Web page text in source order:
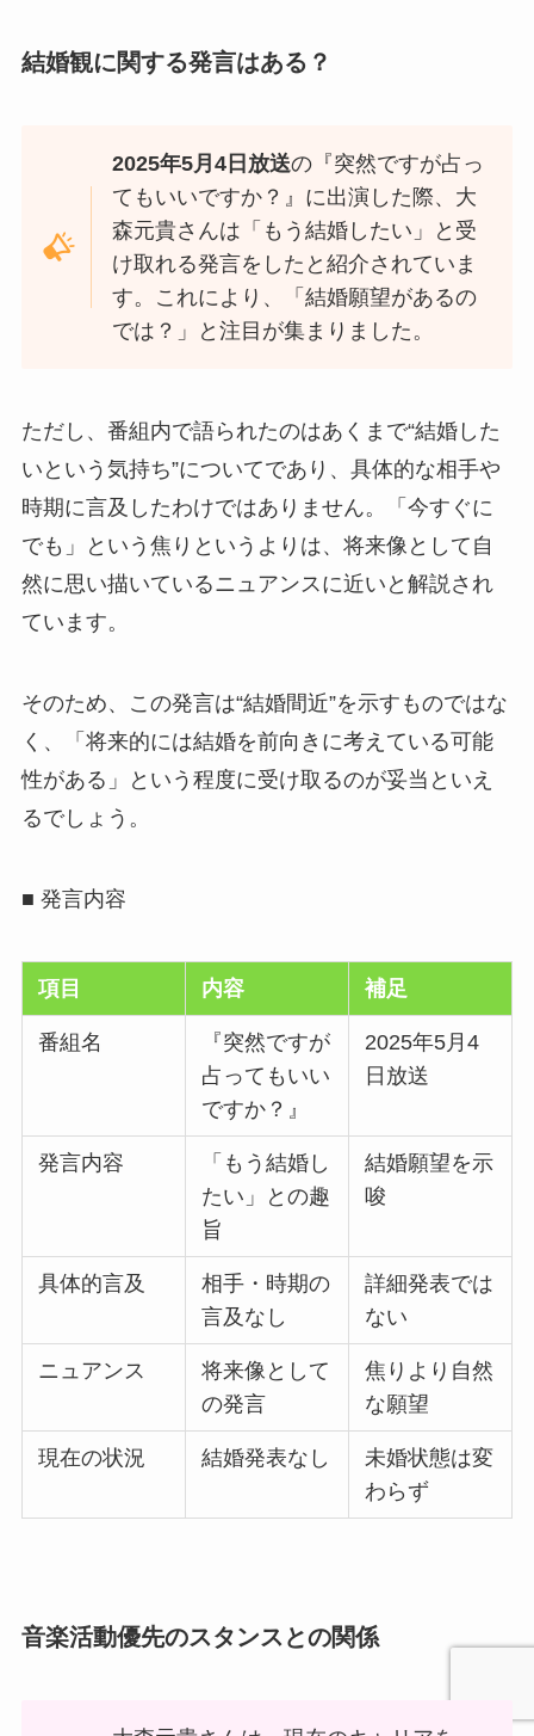
結婚観に関する発言はある？
2025年5月4日放送の『突然ですが占っ
てもいいですか？』に出演した際、大
森元貴さんは「もう結婚したい」と受
け取れる発言をしたと紹介されていま
す。これにより、「結婚願望があるの
では？」と注目が集まりました。
ただし、番組内で語られたのはあくまで“結婚した
いという気持ち”についてであり、具体的な相手や
時期に言及したわけではありません。「今すぐに
でも」という焦りというよりは、将来像として自
然に思い描いているニュアンスに近いと解説され
ています。
そのため、この発言は“結婚間近”を示すものではな
く、「将来的には結婚を前向きに考えている可能
性がある」という程度に受け取るのが妥当といえ
るでしょう。
■ 発言内容
項目 内容 補足
番組名
『突然ですが
占ってもいい
ですか？』
2025年5月4
日放送
発言内容
「もう結婚し
たい」との趣
旨
結婚願望を示
唆
具体的言及
相手・時期の
言及なし
詳細発表では
ない
ニュアンス
将来像として
の発言
焦りより自然
な願望
現在の状況 結婚発表なし
未婚状態は変
わらず
音楽活動優先のスタンスとの関係